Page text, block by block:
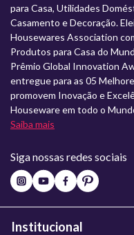
para Casa, Utilidades
Casamento e Decoração.
Housewares Association
Produtos para Casa do
Prêmio Global Innovation
entregue para as 05
promovem Inovação e
Houseware em todo o
Saiba mais
Siga nossas redes sociais
Institucional